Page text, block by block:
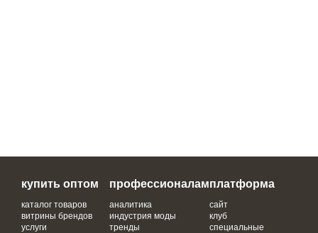
купить оптом
каталог товаров
витрины брендов
услуги
профессионалам
аналитика
индустрия моды
тренды
платформа
сайт
клуб
специальные